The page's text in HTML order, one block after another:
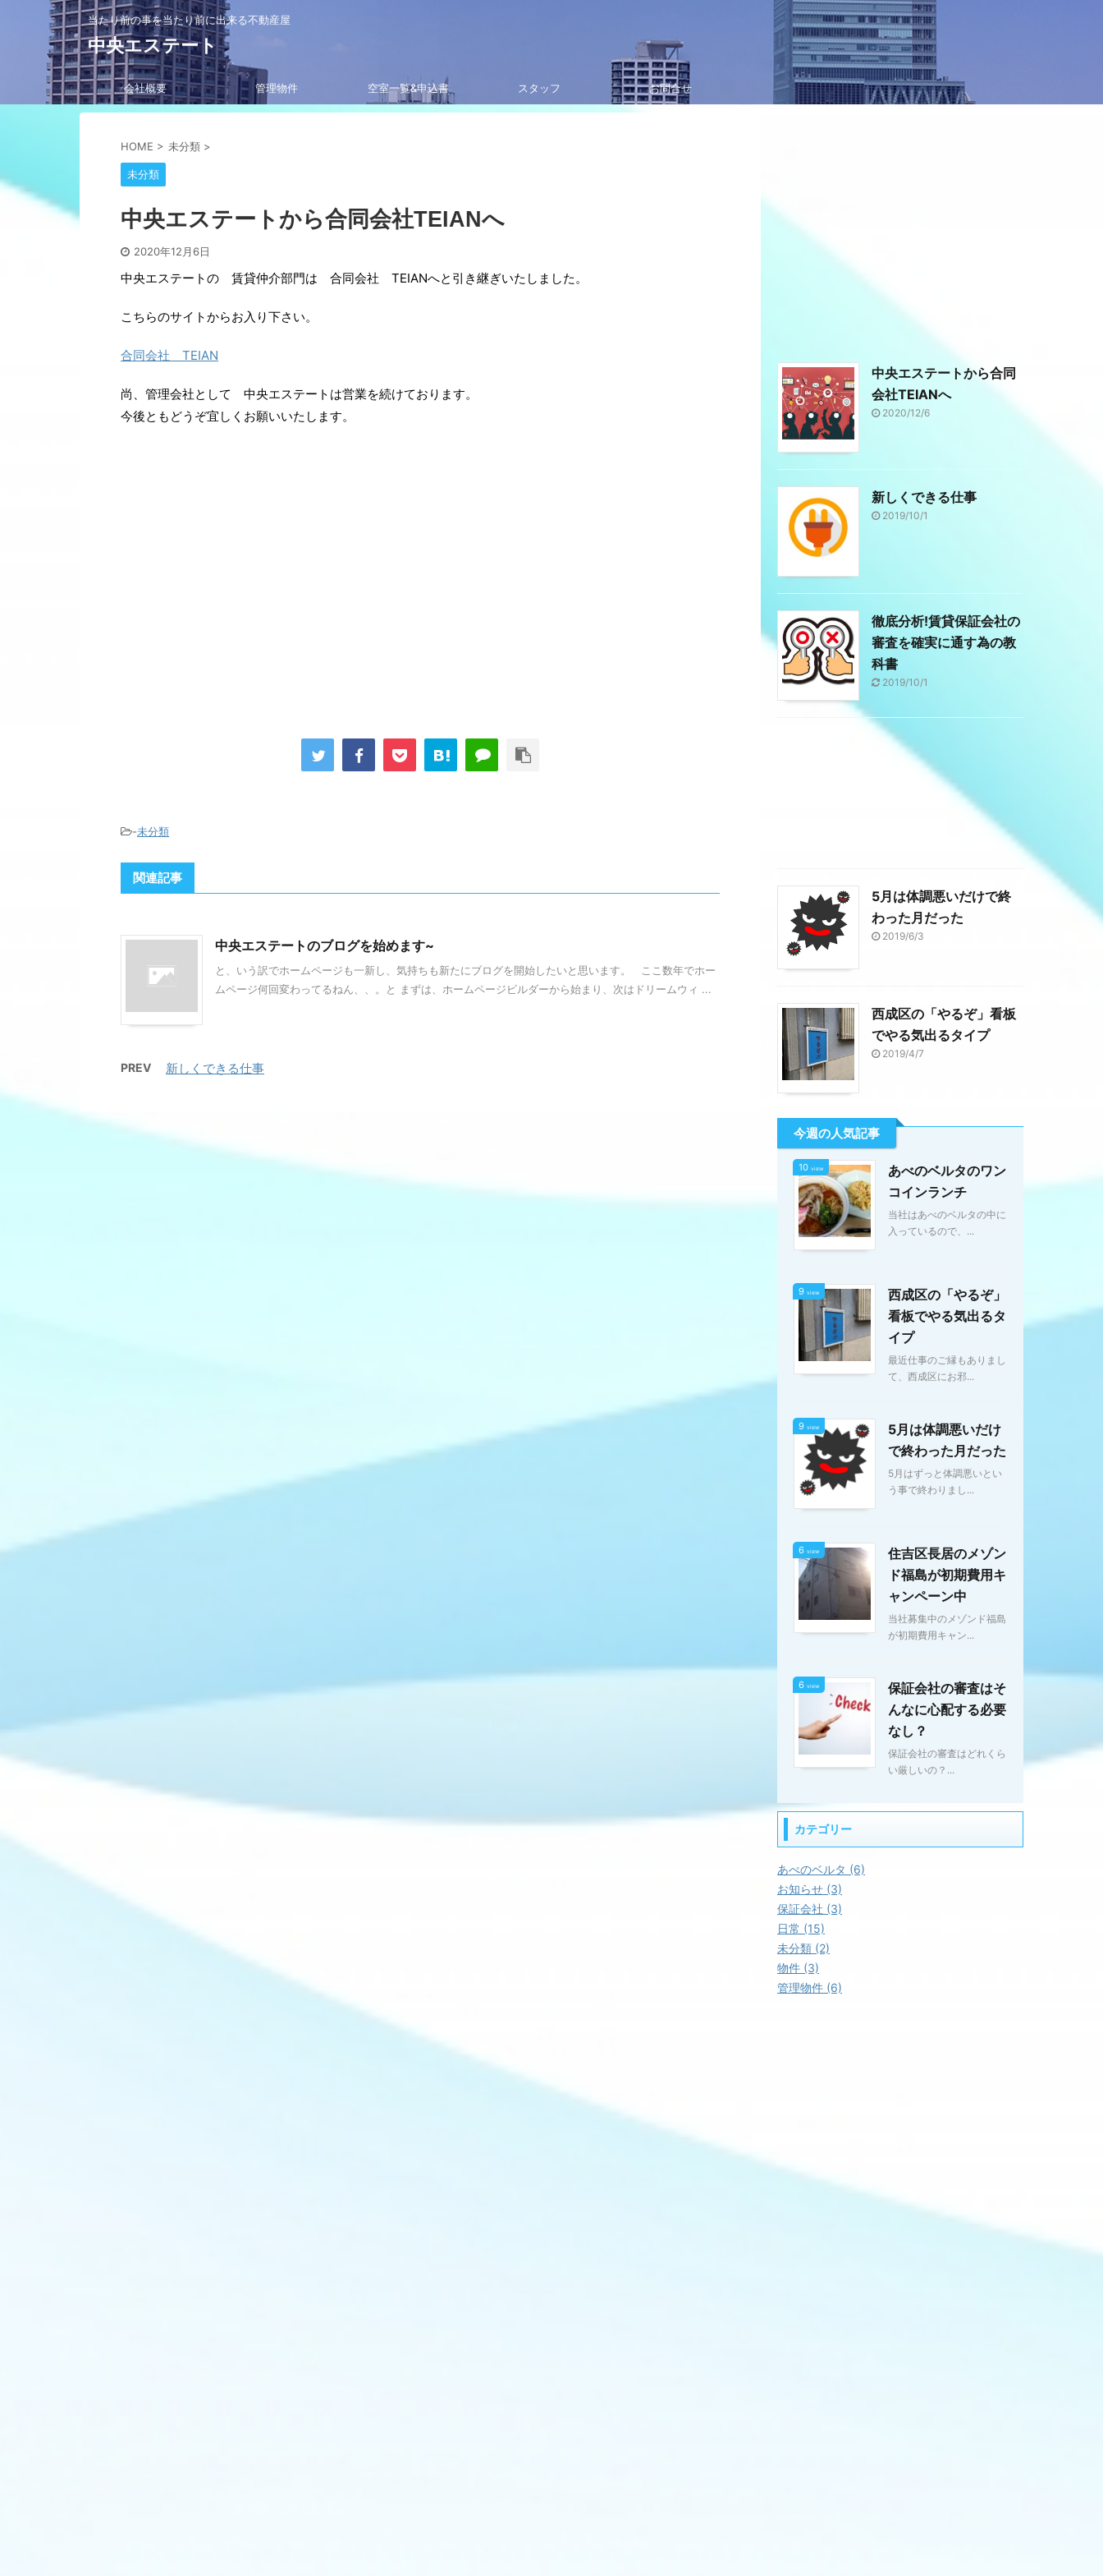
当たり前の事を当たり前に出来る不動産屋
中央エステート
会社概要 管理物件 空室一覧&申込書 スタッフ お問合せ
HOME > 未分類 >
未分類
中央エステートから合同会社TEIANへ
2020年12月6日
中央エステートの 賃貸仲介部門は 合同会社 TEIANへと引き継ぎいたしました。
こちらのサイトからお入り下さい。
合同会社 TEIAN
尚、管理会社として 中央エステートは営業を続けております。
今後ともどうぞ宜しくお願いいたします。
-未分類
関連記事
中央エステートのブログを始めます~
と、いう訳でホームページも一新し、気持ちも新たにブログを開始したいと思います。 ここ数年でホー
ムページ何回変わってるねん、、。と まずは、ホームページビルダーから始まり、次はドリームウィ ...
PREV 新しくできる仕事
中央エステートから合同
会社TEIANへ
2020/12/6
新しくできる仕事
2019/10/1
徹底分析!賃貸保証会社の
審査を確実に通す為の教
科書
2019/10/1
5月は体調悪いだけで終
わった月だった
2019/6/3
西成区の「やるぞ」看板
でやる気出るタイプ
2019/4/7
今週の人気記事
10 view
あべのベルタのワン
コインランチ
当社はあべのベルタの中に
入っているので、...
9 view
西成区の「やるぞ」
看板でやる気出るタ
イプ
最近仕事のご縁もありまし
て、西成区にお邪...
9 view
5月は体調悪いだけ
で終わった月だった
5月はずっと体調悪いとい
う事で終わりまし...
6 view
住吉区長居のメゾン
ド福島が初期費用キ
ャンペーン中
当社募集中のメゾンド福島
が初期費用キャン...
6 view
保証会社の審査はそ
んなに心配する必要
なし？
保証会社の審査はどれくら
い厳しいの？...
カテゴリー
あべのベルタ (6)
お知らせ (3)
保証会社 (3)
日常 (15)
未分類 (2)
物件 (3)
管理物件 (6)